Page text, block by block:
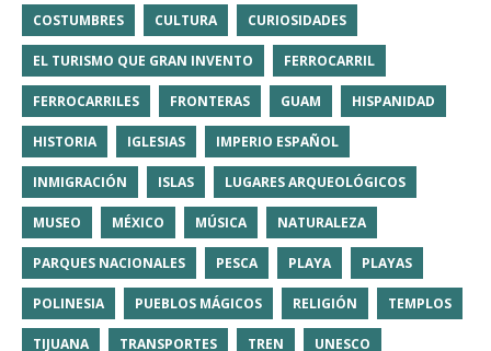
COSTUMBRES CULTURA CURIOSIDADES
EL TURISMO QUE GRAN INVENTO FERROCARRIL
FERROCARRILES FRONTERAS GUAM HISPANIDAD
HISTORIA IGLESIAS IMPERIO ESPAÑOL
INMIGRACIÓN ISLAS LUGARES ARQUEOLÓGICOS
MUSEO MÉXICO MÚSICA NATURALEZA
PARQUES NACIONALES PESCA PLAYA PLAYAS
POLINESIA PUEBLOS MÁGICOS RELIGIÓN TEMPLOS
TIJUANA TRANSPORTES TREN UNESCO